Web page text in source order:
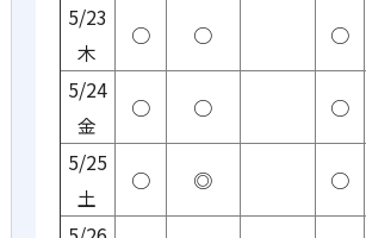
5/23
木
○ ○ ○
5/24
金
○ ○ ○
5/25
土
○ ◎ ○